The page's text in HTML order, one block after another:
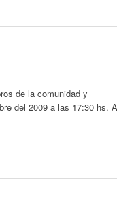
de la comunidad y
del 2009 a las 17:30 hs. A